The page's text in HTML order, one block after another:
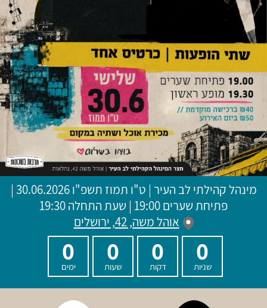
מינהל קהילתי לב העיר | ט"ו תמוז תשפ"ו
30.06.2026 |
פתיחת שערים 19:00 | שעת התחלה 19:30
אוהל משה, 42, ירושלים
0
שניות
0
דקות
0
שעות
0
ימים